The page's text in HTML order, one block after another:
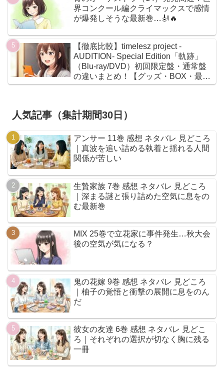
界コンクール編クライマックスで感情
が爆発しそうな最新巻…🎻🔥
【徹底比較】timelesz project -
AUDITION- Special Edition「軌跡」
（Blu-ray/DVD）初回限定盤・通常盤
の違いまとめ！【グッズ・BOX・最安
値】
人気記事（集計期間30日）
アンサー 11巻 感想 ネタバレ 見どころ
｜真波を追い詰める執着と揺れる人間
関係が苦しい
生贄家族 7巻 感想 ネタバレ 見どころ
｜深まる謎と張り詰めた空気に息をの
む最新巻
MIX 25巻で立花家に事件発生…秋大会
後の空気が気になる？
鬼の花嫁 9巻 感想 ネタバレ 見どころ
｜柚子の覚悟と衝撃の展開に息をのん
だ
彼女の友達 6巻 感想 ネタバレ 見どこ
ろ｜それぞれの選択が切なく胸に残る
一冊